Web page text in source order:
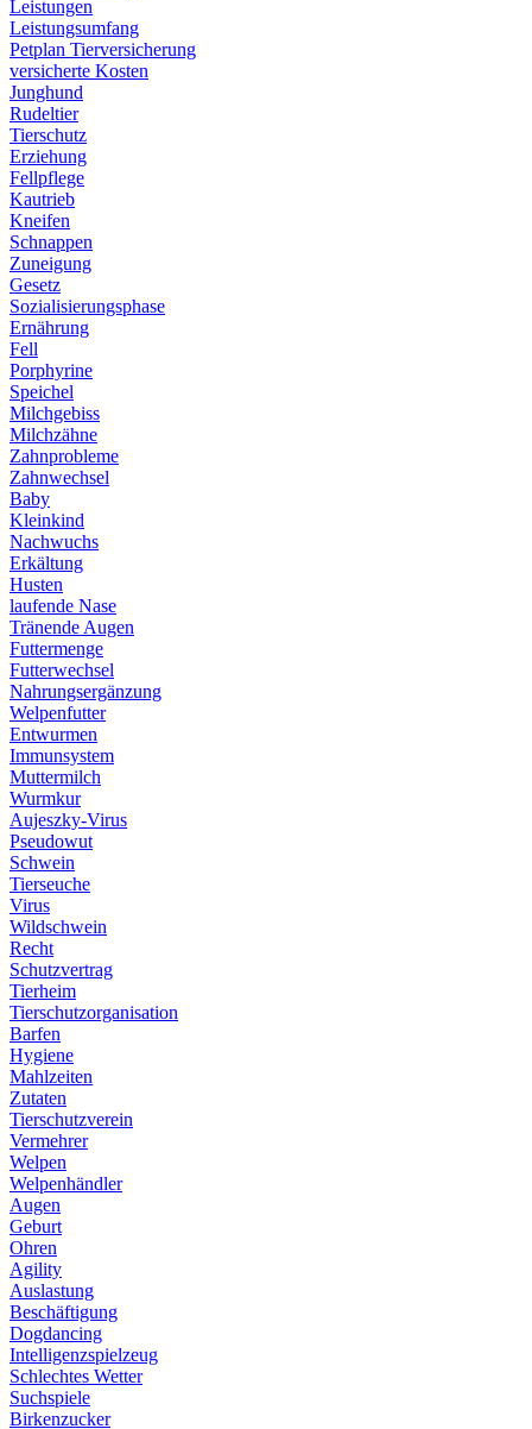
Leistungen
Leistungsumfang
Petplan Tierversicherung
versicherte Kosten
Junghund
Rudeltier
Tierschutz
Erziehung
Fellpflege
Kautrieb
Kneifen
Schnappen
Zuneigung
Gesetz
Sozialisierungsphase
Ernährung
Fell
Porphyrine
Speichel
Milchgebiss
Milchzähne
Zahnprobleme
Zahnwechsel
Baby
Kleinkind
Nachwuchs
Erkältung
Husten
laufende Nase
Tränende Augen
Futtermenge
Futterwechsel
Nahrungsergänzung
Welpenfutter
Entwurmen
Immunsystem
Muttermilch
Wurmkur
Aujeszky-Virus
Pseudowut
Schwein
Tierseuche
Virus
Wildschwein
Recht
Schutzvertrag
Tierheim
Tierschutzorganisation
Barfen
Hygiene
Mahlzeiten
Zutaten
Tierschutzverein
Vermehrer
Welpen
Welpenhändler
Augen
Geburt
Ohren
Agility
Auslastung
Beschäftigung
Dogdancing
Intelligenzspielzeug
Schlechtes Wetter
Suchspiele
Birkenzucker